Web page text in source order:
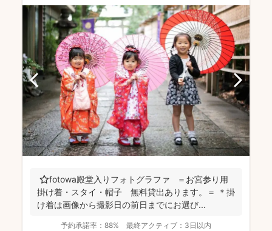
⭐️fotowa殿堂入りフォトグラファ ＝お宮参り用
掛け着・スタイ・帽子 無料貸出あります。＝ ＊掛
け着は画像から撮影日の前日までにお選び...
予約承諾率： 88% 最終アクティブ： 3日以内